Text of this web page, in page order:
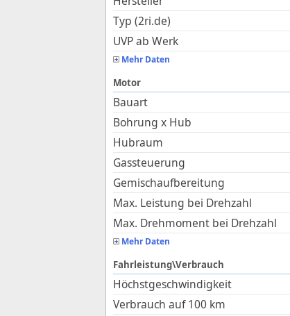
Typ (2ri.de)
UVP ab Werk
Mehr Daten
Motor
Bauart
Bohrung x Hub
Hubraum
Gassteuerung
Gemischaufbereitung
Max. Leistung bei Drehzahl
Max. Drehmoment bei Drehzahl
Mehr Daten
Fahrleistung\Verbrauch
Höchstgeschwindigkeit
Verbrauch auf 100 km